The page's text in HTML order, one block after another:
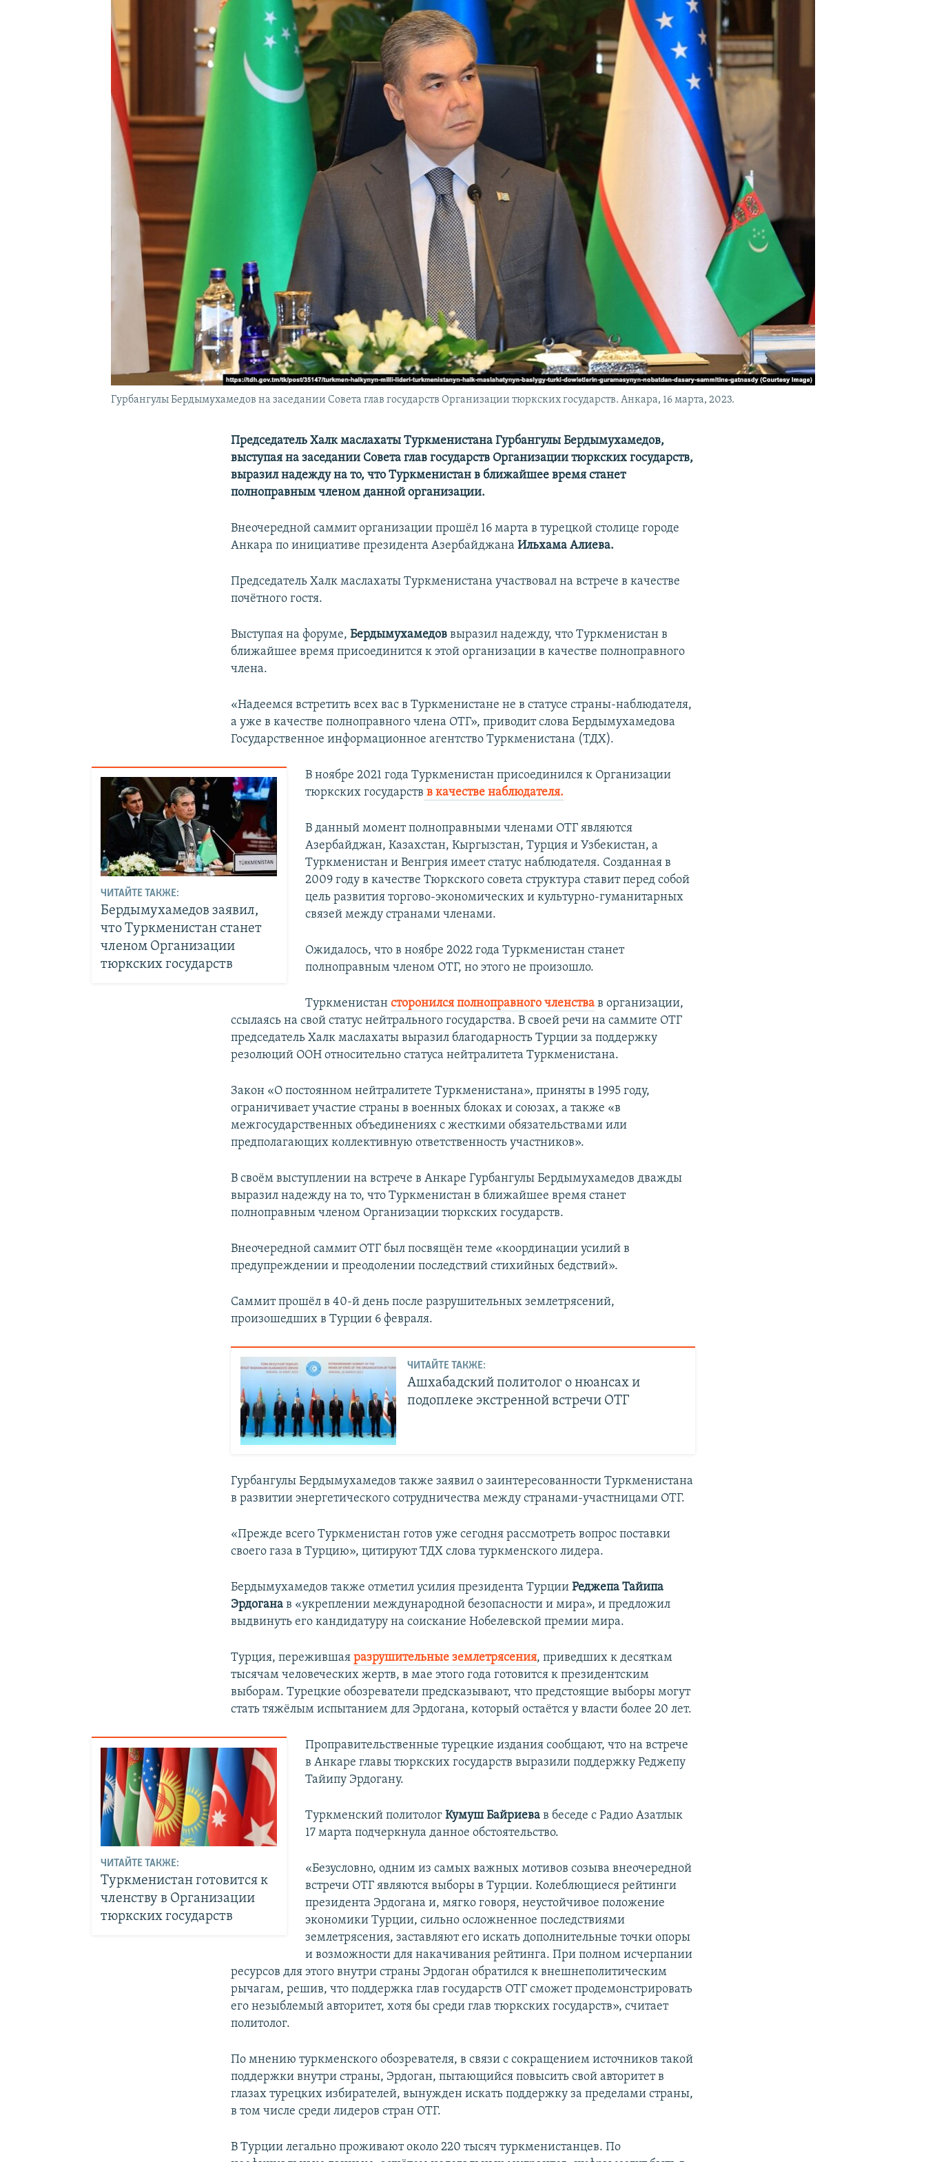
Гурбангулы Бердымухамедов на заседании Совета глав государств Организации тюркских государств. Анкара, 16 марта, 2023.
Председатель Халк маслахаты Туркменистана Гурбангулы Бердымухамедов,
выступая на заседании Совета глав государств Организации тюркских государств,
выразил надежду на то, что Туркменистан в ближайшее время станет
полноправным членом данной организации.
Внеочередной саммит организации прошёл 16 марта в турецкой столице городе
Анкара по инициативе президента АзербайджанаИльхама Алиева.
Председатель Халк маслахаты Туркменистана участвовал на встрече в качестве
почётного гостя.
Выступая на форуме,Бердымухамедоввыразил надежду, что Туркменистан в
ближайшее время присоединится к этой организации в качестве полноправного
члена.
«Надеемся встретить всех вас в Туркменистане не в статусе страны-наблюдателя,
а уже в качестве полноправного члена ОТГ», приводит слова Бердымухамедова
Государственное информационное агентство Туркменистана (ТДХ).
ЧИТАЙТЕ ТАКЖЕ:
Бердымухамедов заявил,
что Туркменистан станет
членом Организации
тюркских государств
В ноябре 2021 года Туркменистан присоединился к Организации
тюркских государств в качестве наблюдателя.
В данный момент полноправными членами ОТГ являются
Азербайджан, Казахстан, Кыргызстан, Турция и Узбекистан, а
Туркменистан и Венгрия имеет статус наблюдателя. Созданная в
2009 году в качестве Тюркского совета структура ставит перед собой
цель развития торгово-экономических и культурно-гуманитарных
связей между странами членами.
Ожидалось, что в ноябре 2022 года Туркменистан станет
полноправным членом ОТГ, но этого не произошло.
Туркменистан сторонился полноправного членствав организации,
ссылаясь на свой статус нейтрального государства. В своей речи на саммите ОТГ
председатель Халк маслахаты выразил благодарность Турции за поддержку
резолюций ООН относительно статуса нейтралитета Туркменистана.
Закон «О постоянном нейтралитете Туркменистана», приняты в 1995 году,
ограничивает участие страны в военных блоках и союзах, а также «в
межгосударственных объединениях с жесткими обязательствами или
предполагающих коллективную ответственность участников».
В своём выступлении на встрече в Анкаре Гурбангулы Бердымухамедов дважды
выразил надежду на то, что Туркменистан в ближайшее время станет
полноправным членом Организации тюркских государств.
Внеочередной саммит ОТГ был посвящён теме «координации усилий в
предупреждении и преодолении последствий стихийных бедствий».
Саммит прошёл в 40-й день после разрушительных землетрясений,
произошедших в Турции 6 февраля.
ЧИТАЙТЕ ТАКЖЕ:
Ашхабадский политолог о нюансах и
подоплеке экстренной встречи ОТГ
Гурбангулы Бердымухамедов также заявил о заинтересованности Туркменистана
в развитии энергетического сотрудничества между странами-участницами ОТГ.
«Прежде всего Туркменистан готов уже сегодня рассмотреть вопрос поставки
своего газа в Турцию», цитируют ТДХ слова туркменского лидера.
Бердымухамедов также отметил усилия президента ТурцииРеджепа Тайипа
Эрдоганав «укреплении международной безопасности и мира», и предложил
выдвинуть его кандидатуру на соискание Нобелевской премии мира.
Турция, пережившаяразрушительные землетрясения, приведших к десяткам
тысячам человеческих жертв, в мае этого года готовится к президентским
выборам. Турецкие обозреватели предсказывают, что предстоящие выборы могут
стать тяжёлым испытанием для Эрдогана, который остаётся у власти более 20 лет.
ЧИТАЙТЕ ТАКЖЕ:
Туркменистан готовится к
членству в Организации
тюркских государств
Проправительственные турецкие издания сообщают, что на встрече
в Анкаре главы тюркских государств выразили поддержку Реджепу
Тайипу Эрдогану.
Туркменский политолог Кумуш Байриевав беседе с Радио Азатлык
17 марта подчеркнула данное обстоятельство.
«Безусловно, одним из самых важных мотивов созыва внеочередной
встречи ОТГ являются выборы в Турции. Колеблющиеся рейтинги
президента Эрдогана и, мягко говоря, неустойчивое положение
экономики Турции, сильно осложненное последствиями
землетрясения, заставляют его искать дополнительные точки опоры
и возможности для накачивания рейтинга. При полном исчерпании
ресурсов для этого внутри страны Эрдоган обратился к внешнеполитическим
рычагам, решив, что поддержка глав государств ОТГ сможет продемонстрировать
его незыблемый авторитет, хотя бы среди глав тюркских государств», считает
политолог.
По мнению туркменского обозревателя, в связи с сокращением источников такой
поддержки внутри страны, Эрдоган, пытающийся повысить свой авторитет в
глазах турецких избирателей, вынужден искать поддержку за пределами страны,
в том числе среди лидеров стран ОТГ.
В Турции легально проживают около 220 тысяч туркменистанцев. По